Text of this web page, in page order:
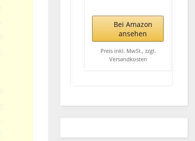
Wasserkocher 1,7
automatischer u.
manuellen
Abschaltung,
herausnehmbarer
Bei Amazon
ansehen
Preis inkl. MwSt., zzgl.
Versandkosten